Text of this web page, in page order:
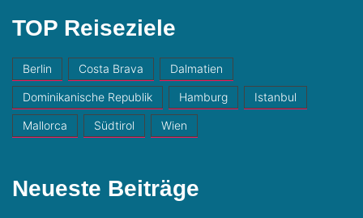
TOP Reiseziele
Berlin Costa Brava Dalmatien
Dominikanische Republik Hamburg Istanbul
Mallorca Südtirol Wien
Neueste Beiträge